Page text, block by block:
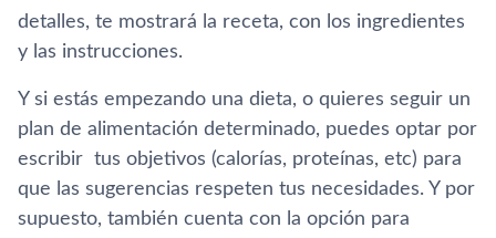
detalles, te mostrará la receta, con los ingredientes
y las instrucciones.
Y si estás empezando una dieta, o quieres seguir un
plan de alimentación determinado, puedes optar por
escribir tus objetivos (calorías, proteínas, etc) para
que las sugerencias respeten tus necesidades. Y por
supuesto, también cuenta con la opción para